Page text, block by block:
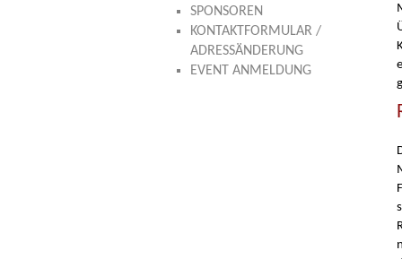
SPONSOREN
KONTAKTFORMULAR /
ADRESSÄNDERUNG
EVENT ANMELDUNG